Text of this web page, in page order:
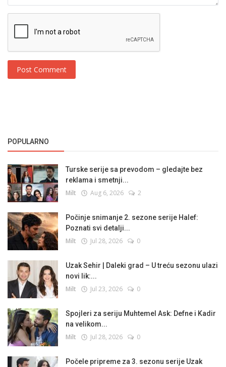
Post Comment
POPULARNO
Turske serije sa prevodom – gledajte bez
reklama i smetnji...
Milt Aug 6, 2026 2
Počinje snimanje 2. sezone serije Halef:
Poznati svi detalji...
Milt Jul 28, 2026 0
Uzak Sehir | Daleki grad – U treću sezonu ulazi
novi lik:...
Milt Jul 23, 2026 0
Spojleri za seriju Muhtemel Ask: Defne i Kadir
na velikom...
Milt Jul 28, 2026 0
Počele pripreme za 3. sezonu serije Uzak